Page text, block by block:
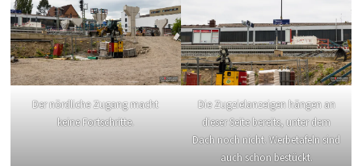
Der nördliche Zugang macht
keine Fortschritte.
Die Zugzielanzeigen hängen an
dieser Seite bereits, unter dem
Dach noch nicht. Werbetafeln sind
auch schon bestückt.